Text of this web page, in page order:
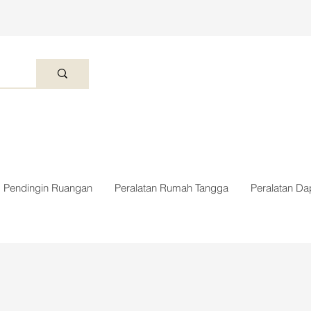
Pendingin Ruangan Peralatan Rumah Tangga Peralatan